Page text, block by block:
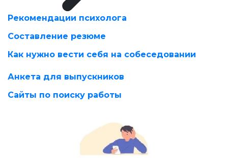
Рекомендации психолога
Составление резюме
Как нужно вести себя на собеседовании
Анкета для выпускников
Сайты по поиску работы